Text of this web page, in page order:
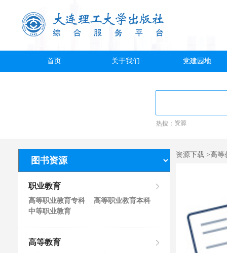
首页 关于我们 党建园地
热搜： 资源
职业教育
高等职业教育专科
高等职业教育本科
中等职业教育
高等教育
资源下载 >高等